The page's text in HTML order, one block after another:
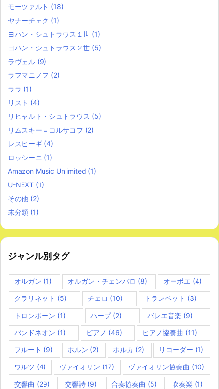
モーツァルト (18)
ヤナーチェク (1)
ヨハン・シュトラウス１世 (1)
ヨハン・シュトラウス２世 (5)
ラヴェル (9)
ラフマニノフ (2)
ララ (1)
リスト (4)
リヒャルト・シュトラウス (5)
リムスキー＝コルサコフ (2)
レスピーギ (4)
ロッシーニ (1)
Amazon Music Unlimited (1)
U-NEXT (1)
その他 (2)
未分類 (1)
ジャンル別タグ
オルガン (1) オルガン・チェンバロ (8) オーボエ (4)
クラリネット (5) チェロ (10) トランペット (3)
トロンボーン (1) ハープ(2) バレエ音楽 (9)
バンドネオン (1) ピアノ (46) ピアノ協奏曲 (11)
フルート (9) ホルン (2) ポルカ (2) リコーダー (1)
ワルツ (4) ヴァイオリン (17) ヴァイオリン協奏曲 (10)
交響曲 (29) 交響詩(9) 合奏協奏曲 (5) 吹奏楽 (1)